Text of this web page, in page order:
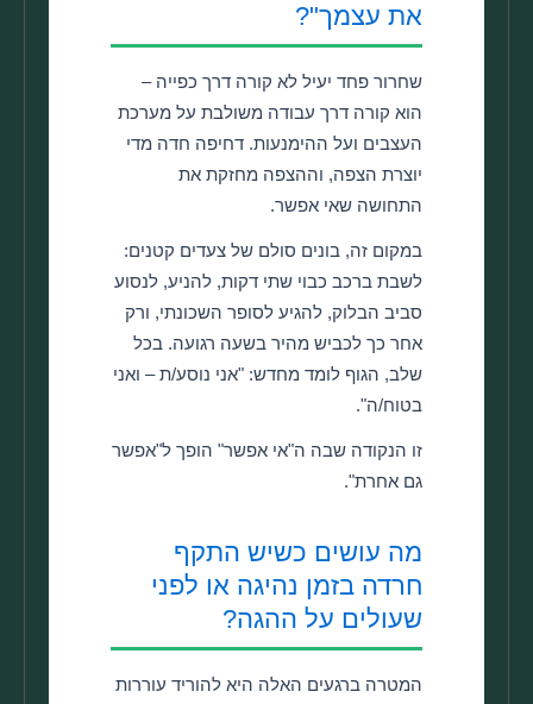
את עצמך"?
שחרור פחד יעיל לא קורה דרך כפייה –
הוא קורה דרך עבודה משולבת על מערכת
העצבים ועל ההימנעות. דחיפה חדה מדי
יוצרת הצפה, וההצפה מחזקת את
התחושה שאי אפשר.
במקום זה, בונים סולם של צעדים קטנים:
לשבת ברכב כבוי שתי דקות, להניע, לנסוע
סביב הבלוק, להגיע לסופר השכונתי, ורק
אחר כך לכביש מהיר בשעה רגועה. בכל
שלב, הגוף לומד מחדש: "אני נוסע/ת – ואני
בטוח/ה".
זו הנקודה שבה ה"אי אפשר" הופך ל"אפשר
גם אחרת".
מה עושים כשיש התקף
חרדה בזמן נהיגה או לפני
שעולים על ההגה?
המטרה ברגעים האלה היא להוריד עוררות